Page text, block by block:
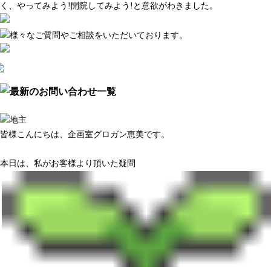
く、やってみよう!開院してみよう!と意欲がわきました。
皆様こんにちは、企画室グロガン恵美です。
本日は、私がお客様より頂いた疑問